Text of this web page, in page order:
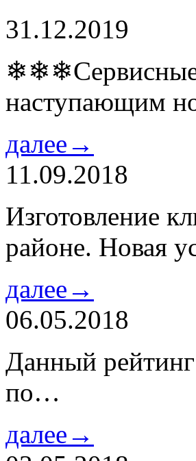
31.12.2019
❄❄❄Сервисные
наступающим
далее→
11.09.2018
Изготовление
районе. Новая
далее→
06.05.2018
Данный рейтинг
по…
далее→